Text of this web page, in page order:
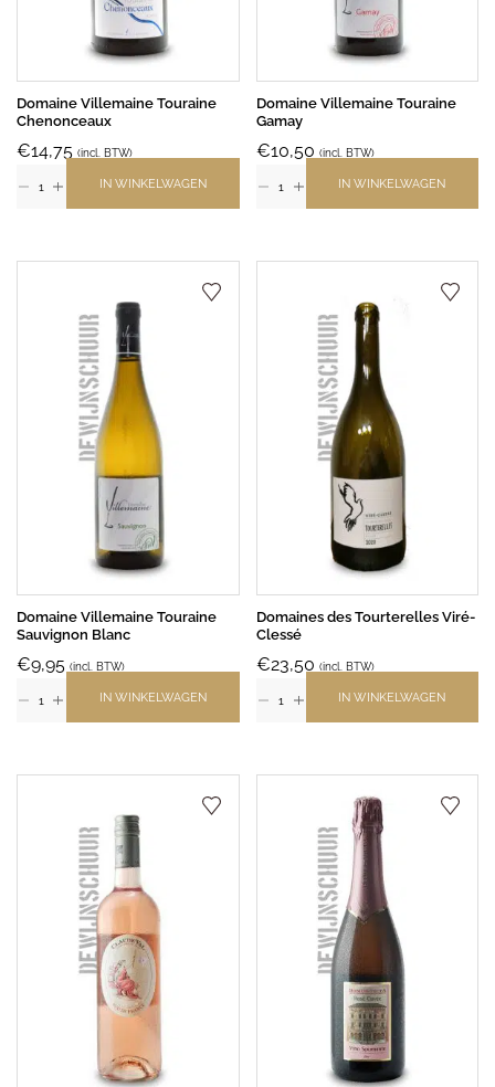
Domaine Villemaine Touraine
Chenonceaux
€14,75 (incl. BTW)
IN WINKELWAGEN
Domaine Villemaine Touraine
Gamay
€10,50 (incl. BTW)
IN WINKELWAGEN
Domaine Villemaine Touraine
Sauvignon Blanc
€9,95 (incl. BTW)
IN WINKELWAGEN
Domaines des Tourterelles Viré-
Clessé
€23,50 (incl. BTW)
IN WINKELWAGEN